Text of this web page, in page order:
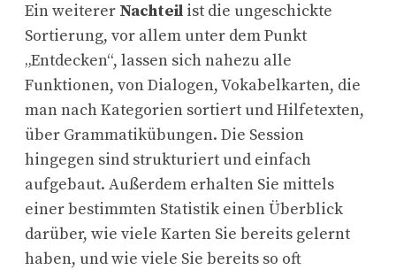
Ein weiterer Nachteil ist die ungeschickte
Sortierung, vor allem unter dem Punkt
„Entdecken“, lassen sich nahezu alle
Funktionen, von Dialogen, Vokabelkarten, die
man nach Kategorien sortiert und Hilfetexten,
über Grammatikübungen. Die Session
hingegen sind strukturiert und einfach
aufgebaut. Außerdem erhalten Sie mittels
einer bestimmten Statistik einen Überblick
darüber, wie viele Karten Sie bereits gelernt
haben, und wie viele Sie bereits so oft